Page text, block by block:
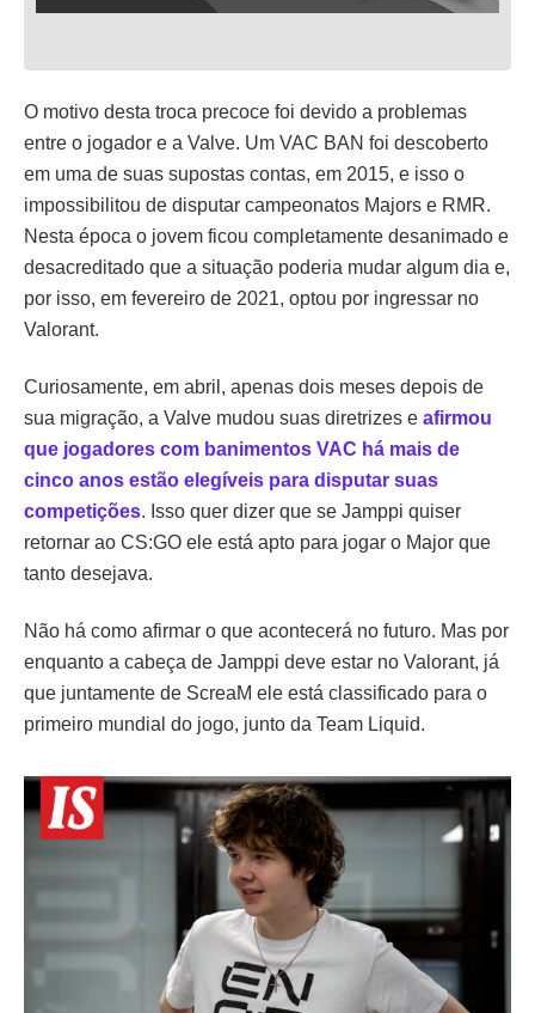
O motivo desta troca precoce foi devido a problemas
entre o jogador e a Valve. Um VAC BAN foi descoberto
em uma de suas supostas contas, em 2015, e isso o
impossibilitou de disputar campeonatos Majors e RMR.
Nesta época o jovem ficou completamente desanimado e
desacreditado que a situação poderia mudar algum dia e,
por isso, em fevereiro de 2021, optou por ingressar no
Valorant.
Curiosamente, em abril, apenas dois meses depois de
sua migração, a Valve mudou suas diretrizes e afirmou
que jogadores com banimentos VAC há mais de
cinco anos estão elegíveis para disputar suas
competições. Isso quer dizer que se Jamppi quiser
retornar ao CS:GO ele está apto para jogar o Major que
tanto desejava.
Não há como afirmar o que acontecerá no futuro. Mas por
enquanto a cabeça de Jamppi deve estar no Valorant, já
que juntamente de ScreaM ele está classificado para o
primeiro mundial do jogo, junto da Team Liquid.